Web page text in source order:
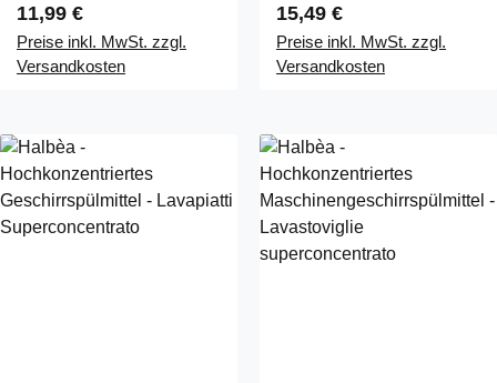
Regulärer Preis:
11,99 €
Preise inkl. MwSt. zzgl.
Versandkosten
Regulärer Preis:
15,49 €
Preise inkl. MwSt. zzgl.
Versandkosten